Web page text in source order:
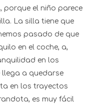
porque el niño parece
La silla tiene que
pasado de que
en el coche, a,
en los
llega a quedarse
en los trayectos
es muy fácil